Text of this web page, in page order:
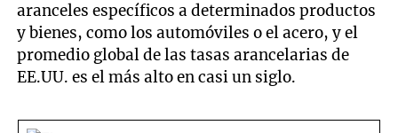
aranceles específicos a determinados productos
y bienes, como los automóviles o el acero, y el
promedio global de las tasas arancelarias de
EE.UU. es el más alto en casi un siglo.